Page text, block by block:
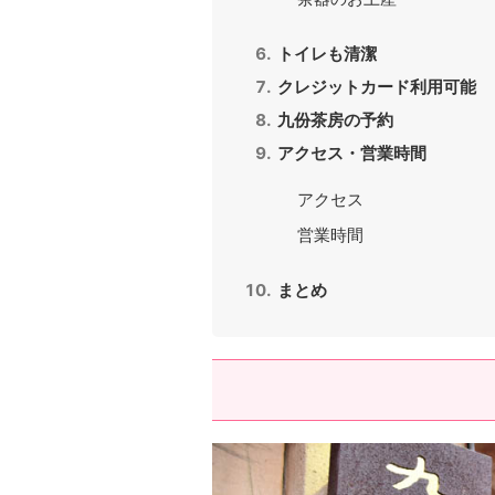
トイレも清潔
クレジットカード利用可能
九份茶房の予約
アクセス・営業時間
アクセス
営業時間
まとめ